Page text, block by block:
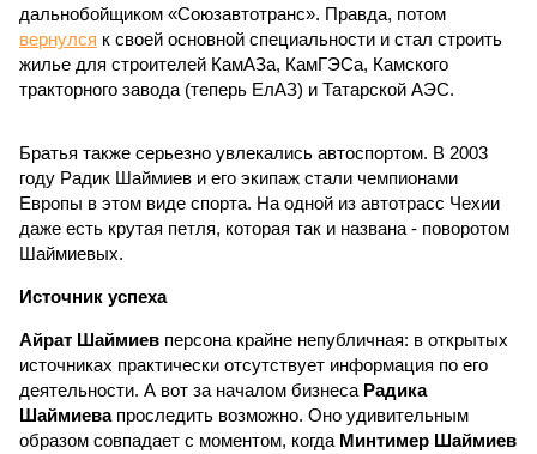
дальнобойщиком «Союзавтотранс». Правда, потом
вернулся к своей основной специальности и стал строить
жилье для строителей КамАЗа, КамГЭСа, Камского
тракторного завода (теперь ЕлАЗ) и Татарской АЭС.
Братья также серьезно увлекались автоспортом. В 2003
году Радик Шаймиев и его экипаж стали чемпионами
Европы в этом виде спорта. На одной из автотрасс Чехии
даже есть крутая петля, которая так и названа - поворотом
Шаймиевых.
Источник успеха
Айрат Шаймиев персона крайне непубличная: в открытых
источниках практически отсутствует информация по его
деятельности. А вот за началом бизнеса Радика
Шаймиевапроследить возможно. Оно удивительным
образом совпадает с моментом, когда Минтимер Шаймиев